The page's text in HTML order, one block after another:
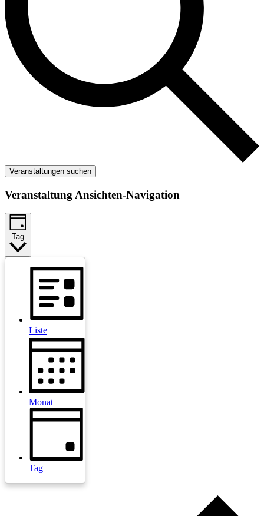
Veranstaltungen suchen
Veranstaltung Ansichten-Navigation
Tag
Liste
Monat
Tag